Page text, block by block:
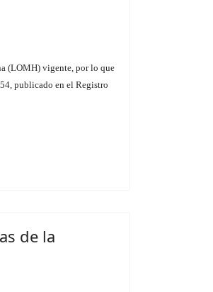
(LOMH) vigente, por lo que
publicado en el Registro
de la